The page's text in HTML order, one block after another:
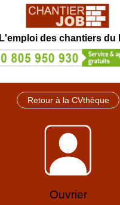
L'emploi des chantiers du
Retour à la CVthèque
Ouvrier